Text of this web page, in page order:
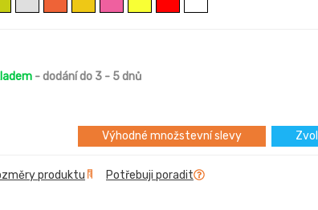
- dodání do 3 - 5 dnů
Výhodné množstevní slevy
produktu Potřebuji poradit